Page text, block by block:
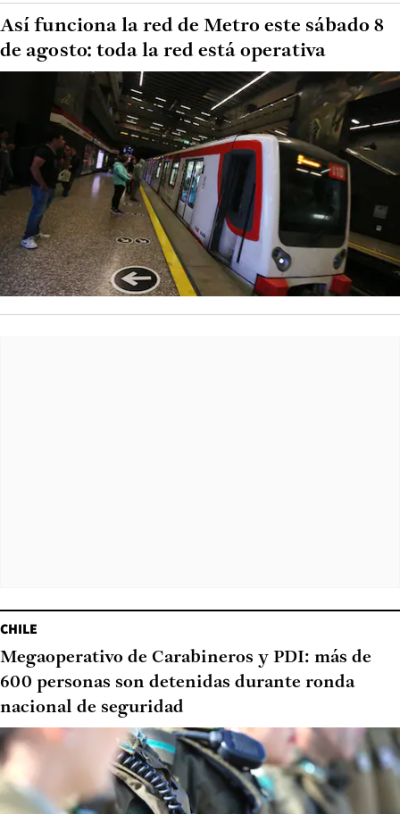
Así funciona la red de Metro este sábado 8
de agosto: toda la red está operativa
CHILE
Megaoperativo de Carabineros y PDI: más de
600 personas son detenidas durante ronda
nacional de seguridad